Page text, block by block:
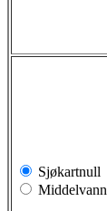
Sjøkartnull
Middelvann